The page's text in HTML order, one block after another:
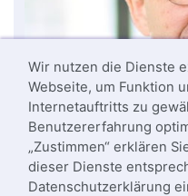
Wir nutzen die Dienste
Webseite, um Funktion
Internetauftritts zu
Benutzererfahrung
„Zustimmen“ erklären
dieser Dienste
Datenschutzerklärung